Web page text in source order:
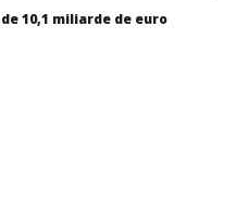
10,1 miliarde de euro